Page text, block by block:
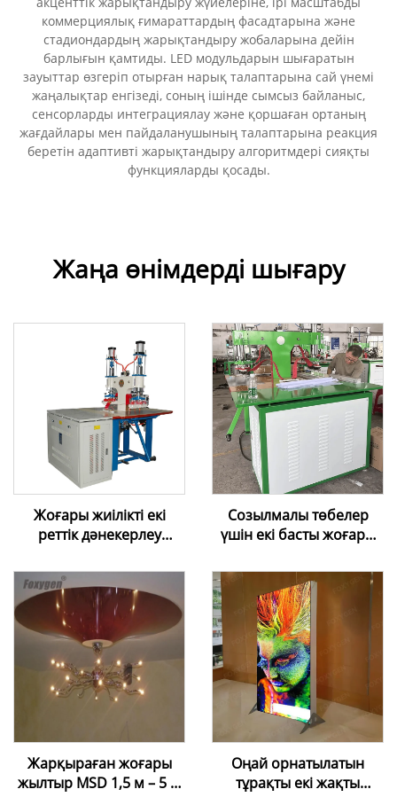
коммерциялық ғимараттардың фасадтарына және
стадиондардың жарықтандыру жобаларына дейін
барлығын қамтиды. LED модульдарын шығаратын
зауыттар өзгеріп отырған нарық талаптарына сай үнемі
жаңалықтар енгізеді, соның ішінде сымсыз байланыс,
сенсорларды интеграциялау және қоршаған ортаның
жағдайлары мен пайдаланушының талаптарына реакция
беретін адаптивті жарықтандыру алгоритмдері сияқты
функцияларды қосады.
Жаңа өнімдерді шығару
Жоғары жиілікті екі
реттік дәнекерлеу
созылатын таван
пленкасы үшін
Созылмалы төбелер
үшін екі басты жоғары
Жарқыраған жоғары
жылтыр MSD 1,5 м – 5 м
Оңай орнатылатын
тұрақты екі жақты